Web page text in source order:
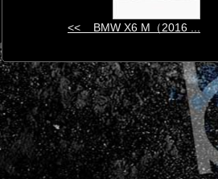
<< BMW X6 M（2016 ...